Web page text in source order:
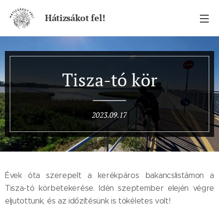
Hátizsákot fel!
Tisza-tó kör
2023.09.17
Évek óta szerepelt a kerékpáros bakancslistámon a
Tisza-tó körbetekerése. Idén szeptember elején végre
eljutottunk, és az időzítésünk is tökéletes volt!